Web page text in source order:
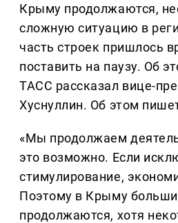
Крыму продолжаются,
сложную ситуацию в
часть строек пришлось
поставить на паузу. Об
ТАСС рассказал вице-
Хуснуллин. Об этом
«Мы продолжаем
это возможно. Если
стимулирование,
Поэтому в Крыму
продолжаются, хотя